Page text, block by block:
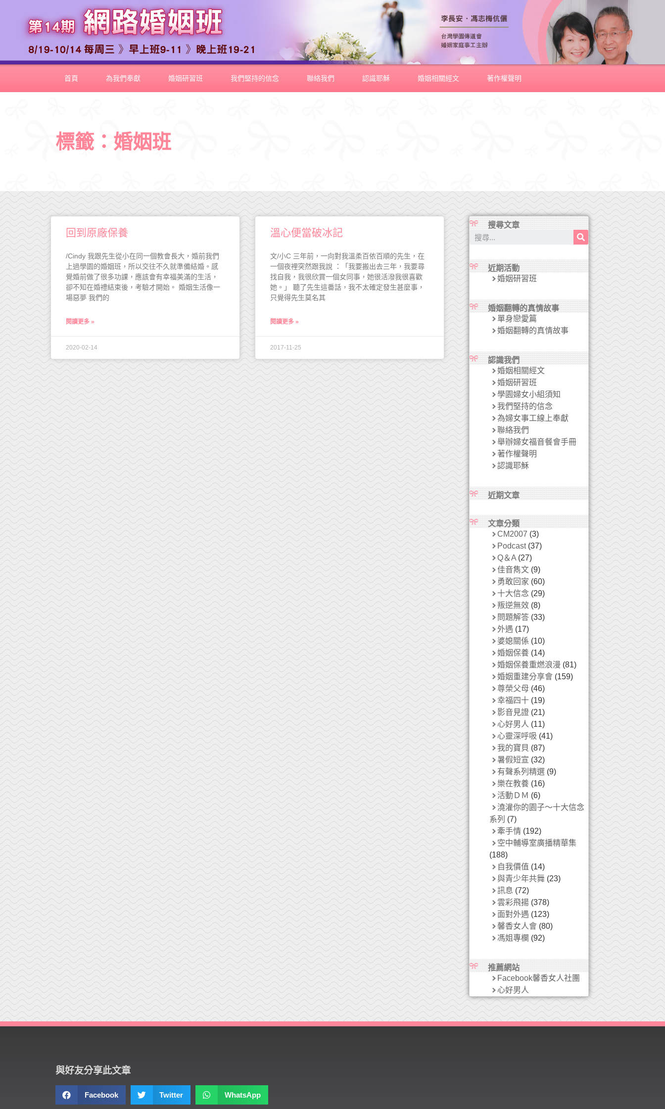
首頁 為我們奉獻 婚姻研習班 我們堅持的信念 聯絡我們 認識耶穌 婚姻相關經文 著作權聲明
標籤：婚姻班
回到原廠保養
/Cindy 我跟先生從小在同一個教會長大，婚前我們
上過學園的婚姻班，所以交往不久就準備結婚。感
覺婚前做了很多功課，應該會有幸福美滿的生活，
卻不知在婚禮結束後，考驗才開始。 婚姻生活像一
場惡夢 我們的
閱讀更多 »
2020-02-14
溫心便當破冰記
文/小C 三年前，一向對我溫柔百依百順的先生，在
一個夜裡突然跟我說 ：「我要搬出去三年，我要尋
找自我，我很欣賞一個女同事，她很活潑我很喜歡
她。」 聽了先生這番話，我不太確定發生甚麼事，
只覺得先生莫名其
閱讀更多 »
2017-11-25
搜尋文章
近期活動
婚姻研習班
婚姻翻轉的真情故事
單身戀愛篇
婚姻翻轉的真情故事
認識我們
婚姻相關經文
婚姻研習班
學園婦女小組須知
我們堅持的信念
為婦女事工線上奉獻
聯絡我們
舉辦婦女福音餐會手冊
著作權聲明
認識耶穌
近期文章
文章分類
CM2007 (3)
Podcast(37)
Q＆A(27)
佳音雋文(9)
勇敢回家 (60)
十大信念 (29)
叛逆無效(8)
問題解答(33)
外遇 (17)
婆媳關係 (10)
婚姻保養(14)
婚姻保養重燃浪漫 (81)
婚姻重建分享會(159)
尊榮父母 (46)
幸福四十(19)
影音見證(21)
心好男人 (11)
心靈深呼吸 (41)
我的寶貝 (87)
暑假短宣 (32)
有聲系列精選(9)
樂在教養(16)
活動ＤＭ (6)
澆灌你的園子～十大信念
系列 (7)
牽手情(192)
空中輔導室廣播精華集
(188)
自我價值 (14)
與青少年共舞(23)
訊息 (72)
雲彩飛揚(378)
面對外遇 (123)
馨香女人會(80)
馮姐專欄 (92)
推薦網站
Facebook馨香女人社團
心好男人
與好友分享此文章
Facebook Twitter WhatsApp